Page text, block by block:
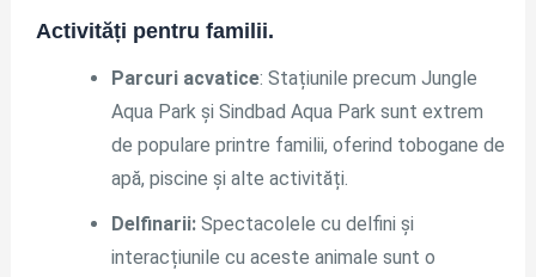
Activități pentru familii.
Parcuri acvatice: Stațiunile precum Jungle
Aqua Park și Sindbad Aqua Park sunt extrem
de populare printre familii, oferind tobogane de
apă, piscine și alte activități.
Delfinarii:Spectacolele cu delfini și
interacțiunile cu aceste animale sunt o